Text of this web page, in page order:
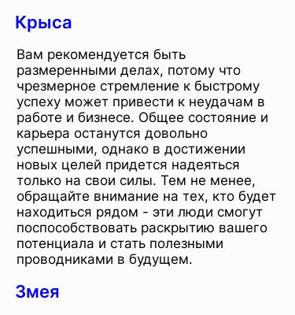
Крыса
Вам рекомендуется быть
размеренными делах, потому что
чрезмерное стремление к быстрому
успеху может привести к неудачам в
работе и бизнесе. Общее состояние и
карьера останутся довольно
успешными, однако в достижении
новых целей придется надеяться
только на свои силы. Тем не менее,
обращайте внимание на тех, кто будет
находиться рядом - эти люди смогут
поспособствовать раскрытию вашего
потенциала и стать полезными
проводниками в будущем.
Змея